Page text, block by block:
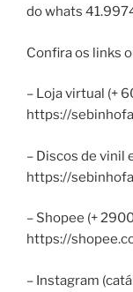
do whats
Confira os links
– Loja virtual (+
https://
– Discos de vinil
https://
– Shopee (+
https://
– Instagram